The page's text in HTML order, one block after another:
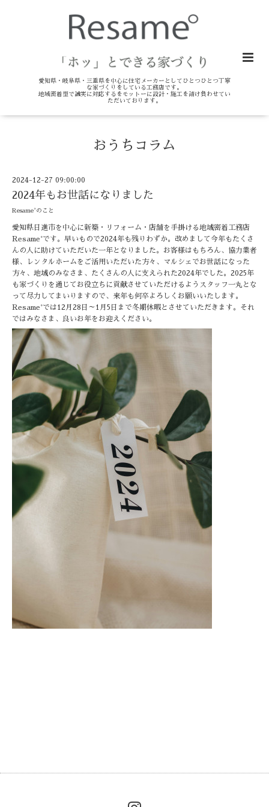
愛知県・岐阜県・三重県を中心に住宅メーカーとしてひとつひとつ丁寧
な家づくりをしている工務店です。
地域密着型で誠実に対応するをモットーに設計・施工を請け負わせてい
ただいております。
おうちコラム
2024-12-27 09:00:00
2024年もお世話になりました
Resame°のこと
愛知県日進市を中心に新築・リフォーム・店舗を手掛ける地域密着工務店
Resame°です。早いもので2024年も残りわずか。改めまして今年もたくさ
んの人に助けていただいた一年となりました。お客様はもちろん、協力業者
様、レンタルホームをご活用いただいた方々、マルシェでお世話になった
方々、地域のみなさま、たくさんの人に支えられた2024年でした。2025年
も家づくりを通じてお役立ちに貢献させていただけるようスタッフ一丸とな
って尽力してまいりますので、来年も何卒よろしくお願いいたします。
Resame°では12月28日～1月5日まで冬期休暇とさせていただきます。それ
ではみなさま、良いお年をお迎えください。